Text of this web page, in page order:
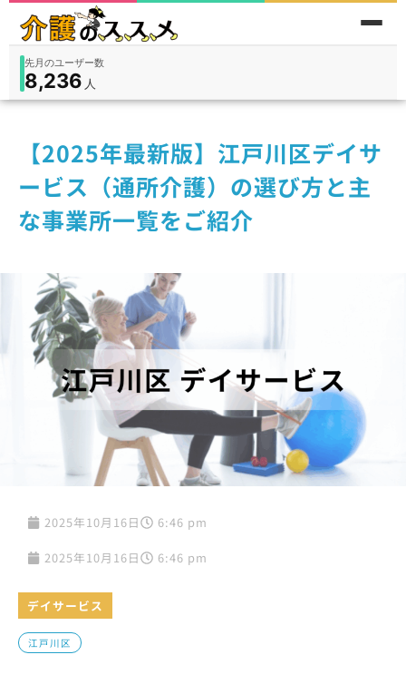
在宅9,360入所3,194
人
累計問い合わせ数
185件
【2025年最新版】江戸川区デイサ
ービス（通所介護）の選び方と主
な事業所一覧をご紹介
2025年10月16日 6:46 pm
2025年10月16日 6:46 pm
デイサービス
江戸川区